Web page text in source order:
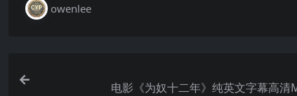
owenlee
电影《为奴十二年》纯英文字幕高清